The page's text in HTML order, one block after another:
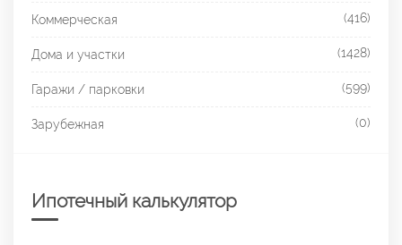
Коммерческая (416)
Дома и участки (1428)
Гаражи / парковки (599)
Зарубежная (0)
Ипотечный калькулятор